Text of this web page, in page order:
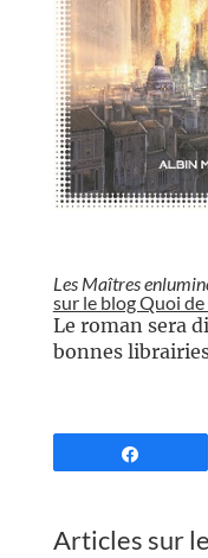
Les Maîtres
sur le blog Quoi
Le roman sera
bonnes
Articles sur